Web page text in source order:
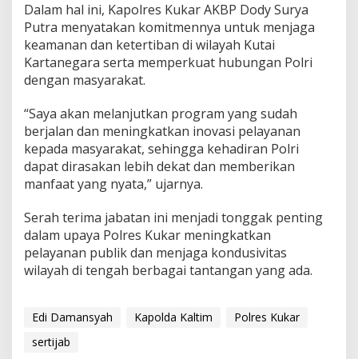
Dalam hal ini, Kapolres Kukar AKBP Dody Surya
Putra menyatakan komitmennya untuk menjaga
keamanan dan ketertiban di wilayah Kutai
Kartanegara serta memperkuat hubungan Polri
dengan masyarakat.
“Saya akan melanjutkan program yang sudah
berjalan dan meningkatkan inovasi pelayanan
kepada masyarakat, sehingga kehadiran Polri
dapat dirasakan lebih dekat dan memberikan
manfaat yang nyata,” ujarnya.
Serah terima jabatan ini menjadi tonggak penting
dalam upaya Polres Kukar meningkatkan
pelayanan publik dan menjaga kondusivitas
wilayah di tengah berbagai tantangan yang ada.
Edi Damansyah Kapolda Kaltim
Polres Kukar
sertijab